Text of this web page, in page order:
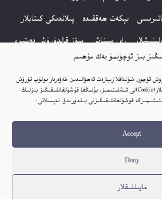
بىز ئۈچۈنمۇ بەك مۇھىم
ئۈچۈن شۇنداقلا زىيارەت ئەھۋالىدىن خەۋەردار بولۇپ تۇرۇش
ئۈچۈن نۆۋەتتە ئېلكىتاب تورىدا ساقلانمىلار(Cookie)نى ئىشلىتىمىز. بۇنىڭغا قۇشۇلغانلىقىڭىز بىزنىڭ
Accept
Deny
مايىللىقلار
بېكەت ھەققىدە
پىلاندىكى كىتابلار
راي سىناش
سۆز قالدۇرۇش دەپتىرى
كىتاب تىزىملىكى
مەخپىيەتلىك باياناتى
ھوقۇقى باياناتى
بولسا، تۆۋەندىكى ئېلخەت ئارقىلىق بېكەت